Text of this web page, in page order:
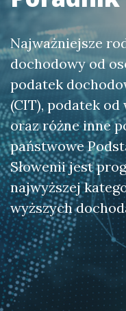
Najważniejsze
dochodowy od
podatek
(CIT), podatek
oraz różne inne
państwowe
Słowenii jest
najwyższej
wyższych